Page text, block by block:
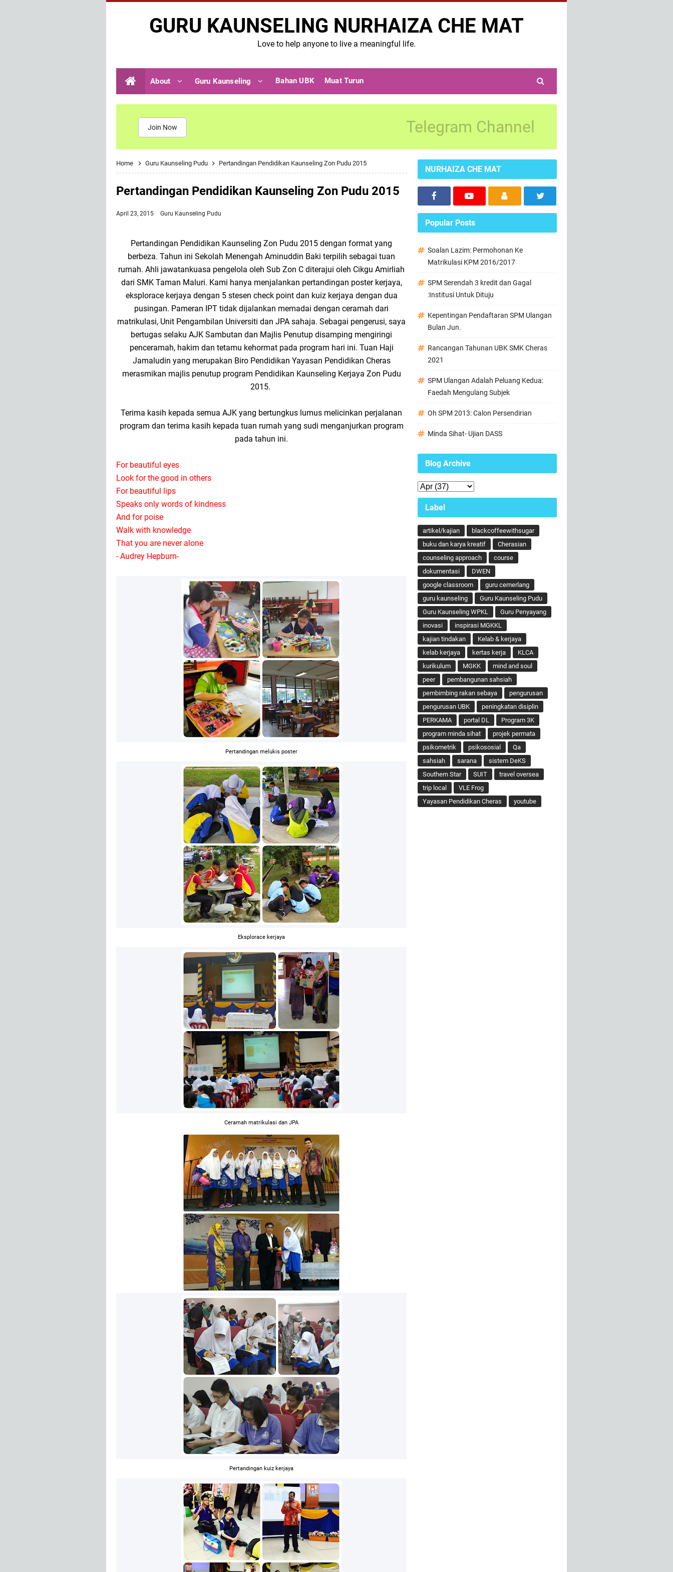
GURU KAUNSELING NURHAIZA CHE MAT
Love to help anyone to live a meaningful life.
About Guru Kaunseling Bahan UBK Muat Turun
Join Now Telegram Channel
Home Guru Kaunseling Pudu Pertandingan Pendidikan Kaunseling Zon Pudu 2015
Pertandingan Pendidikan Kaunseling Zon Pudu 2015
April 23, 2015 Guru Kaunseling Pudu
Pertandingan Pendidikan Kaunseling Zon Pudu 2015 dengan format yang
berbeza. Tahun ini Sekolah Menengah Aminuddin Baki terpilih sebagai tuan
rumah. Ahli jawatankuasa pengelola oleh Sub Zon C diterajui oleh Cikgu Amirliah
dari SMK Taman Maluri. Kami hanya menjalankan pertandingan poster kerjaya,
eksplorace kerjaya dengan 5 stesen check point dan kuiz kerjaya dengan dua
pusingan. Pameran IPT tidak dijalankan memadai dengan ceramah dari
matrikulasi, Unit Pengambilan Universiti dan JPA sahaja. Sebagai pengerusi, saya
bertugas selaku AJK Sambutan dan Majlis Penutup disamping mengiringi
penceramah, hakim dan tetamu kehormat pada program hari ini. Tuan Haji
Jamaludin yang merupakan Biro Pendidikan Yayasan Pendidikan Cheras
merasmikan majlis penutup program Pendidikan Kaunseling Kerjaya Zon Pudu
2015.
Terima kasih kepada semua AJK yang bertungkus lumus melicinkan perjalanan
program dan terima kasih kepada tuan rumah yang sudi menganjurkan program
pada tahun ini.
For beautiful eyes
Look for the good in others
For beautiful lips
Speaks only words of kindness
And for poise
Walk with knowledge
That you are never alone
- Audrey Hepburn-
Pertandingan melukis poster
Eksplorace kerjaya
Ceramah matrikulasi dan JPA
Pertandingan kuiz kerjaya
NURHAIZA CHE MAT
Popular Posts
Soalan Lazim: Permohonan Ke
Matrikulasi KPM 2016/2017
SPM Serendah 3 kredit dan Gagal
:Institusi Untuk Dituju
Kepentingan Pendaftaran SPM Ulangan
Bulan Jun.
Rancangan Tahunan UBK SMK Cheras
2021
SPM Ulangan Adalah Peluang Kedua:
Faedah Mengulang Subjek
Oh SPM 2013: Calon Persendirian
Minda Sihat- Ujian DASS
Blog Archive
Label
artikel/kajian
blackcoffeewithsugar
buku dan karya kreatif
Cherasian
counseling approach
course
dokumentasi
DWEN
google classroom
guru cemerlang
guru kaunseling
Guru Kaunseling Pudu
Guru Kaunseling WPKL
Guru Penyayang
inovasi
inspirasi MGKKL
kajian tindakan
Kelab & kerjaya
kelab kerjaya
kertas kerja
KLCA
kurikulum
MGKK
mind and soul
peer
pembangunan sahsiah
pembimbing rakan sebaya
pengurusan
pengurusan UBK
peningkatan disiplin
PERKAMA
portal DL
Program 3K
program minda sihat
projek permata
psikometrik
psikososial
Qa
sahsiah
sarana
sistem DeKS
Southern Star
SUIT
travel oversea
trip local
VLE Frog
Yayasan Pendidikan Cheras
youtube